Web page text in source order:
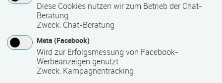
Schweißtechnische Lehr- und Versuchsanstalt
Mecklenburg-Vorpommern
SLV M-V GmbH
Alter Hafen Süd 4
18069 Rostock
Diese Cookies nutzen wir zum Betrieb der Chat-
Beratung.
Zweck: Chat-Beratung
Meta (Facebook)
Wird zur Erfolgsmessung von Facebook-
Werbeanzeigen genutzt.
Zweck: Kampagnentracking